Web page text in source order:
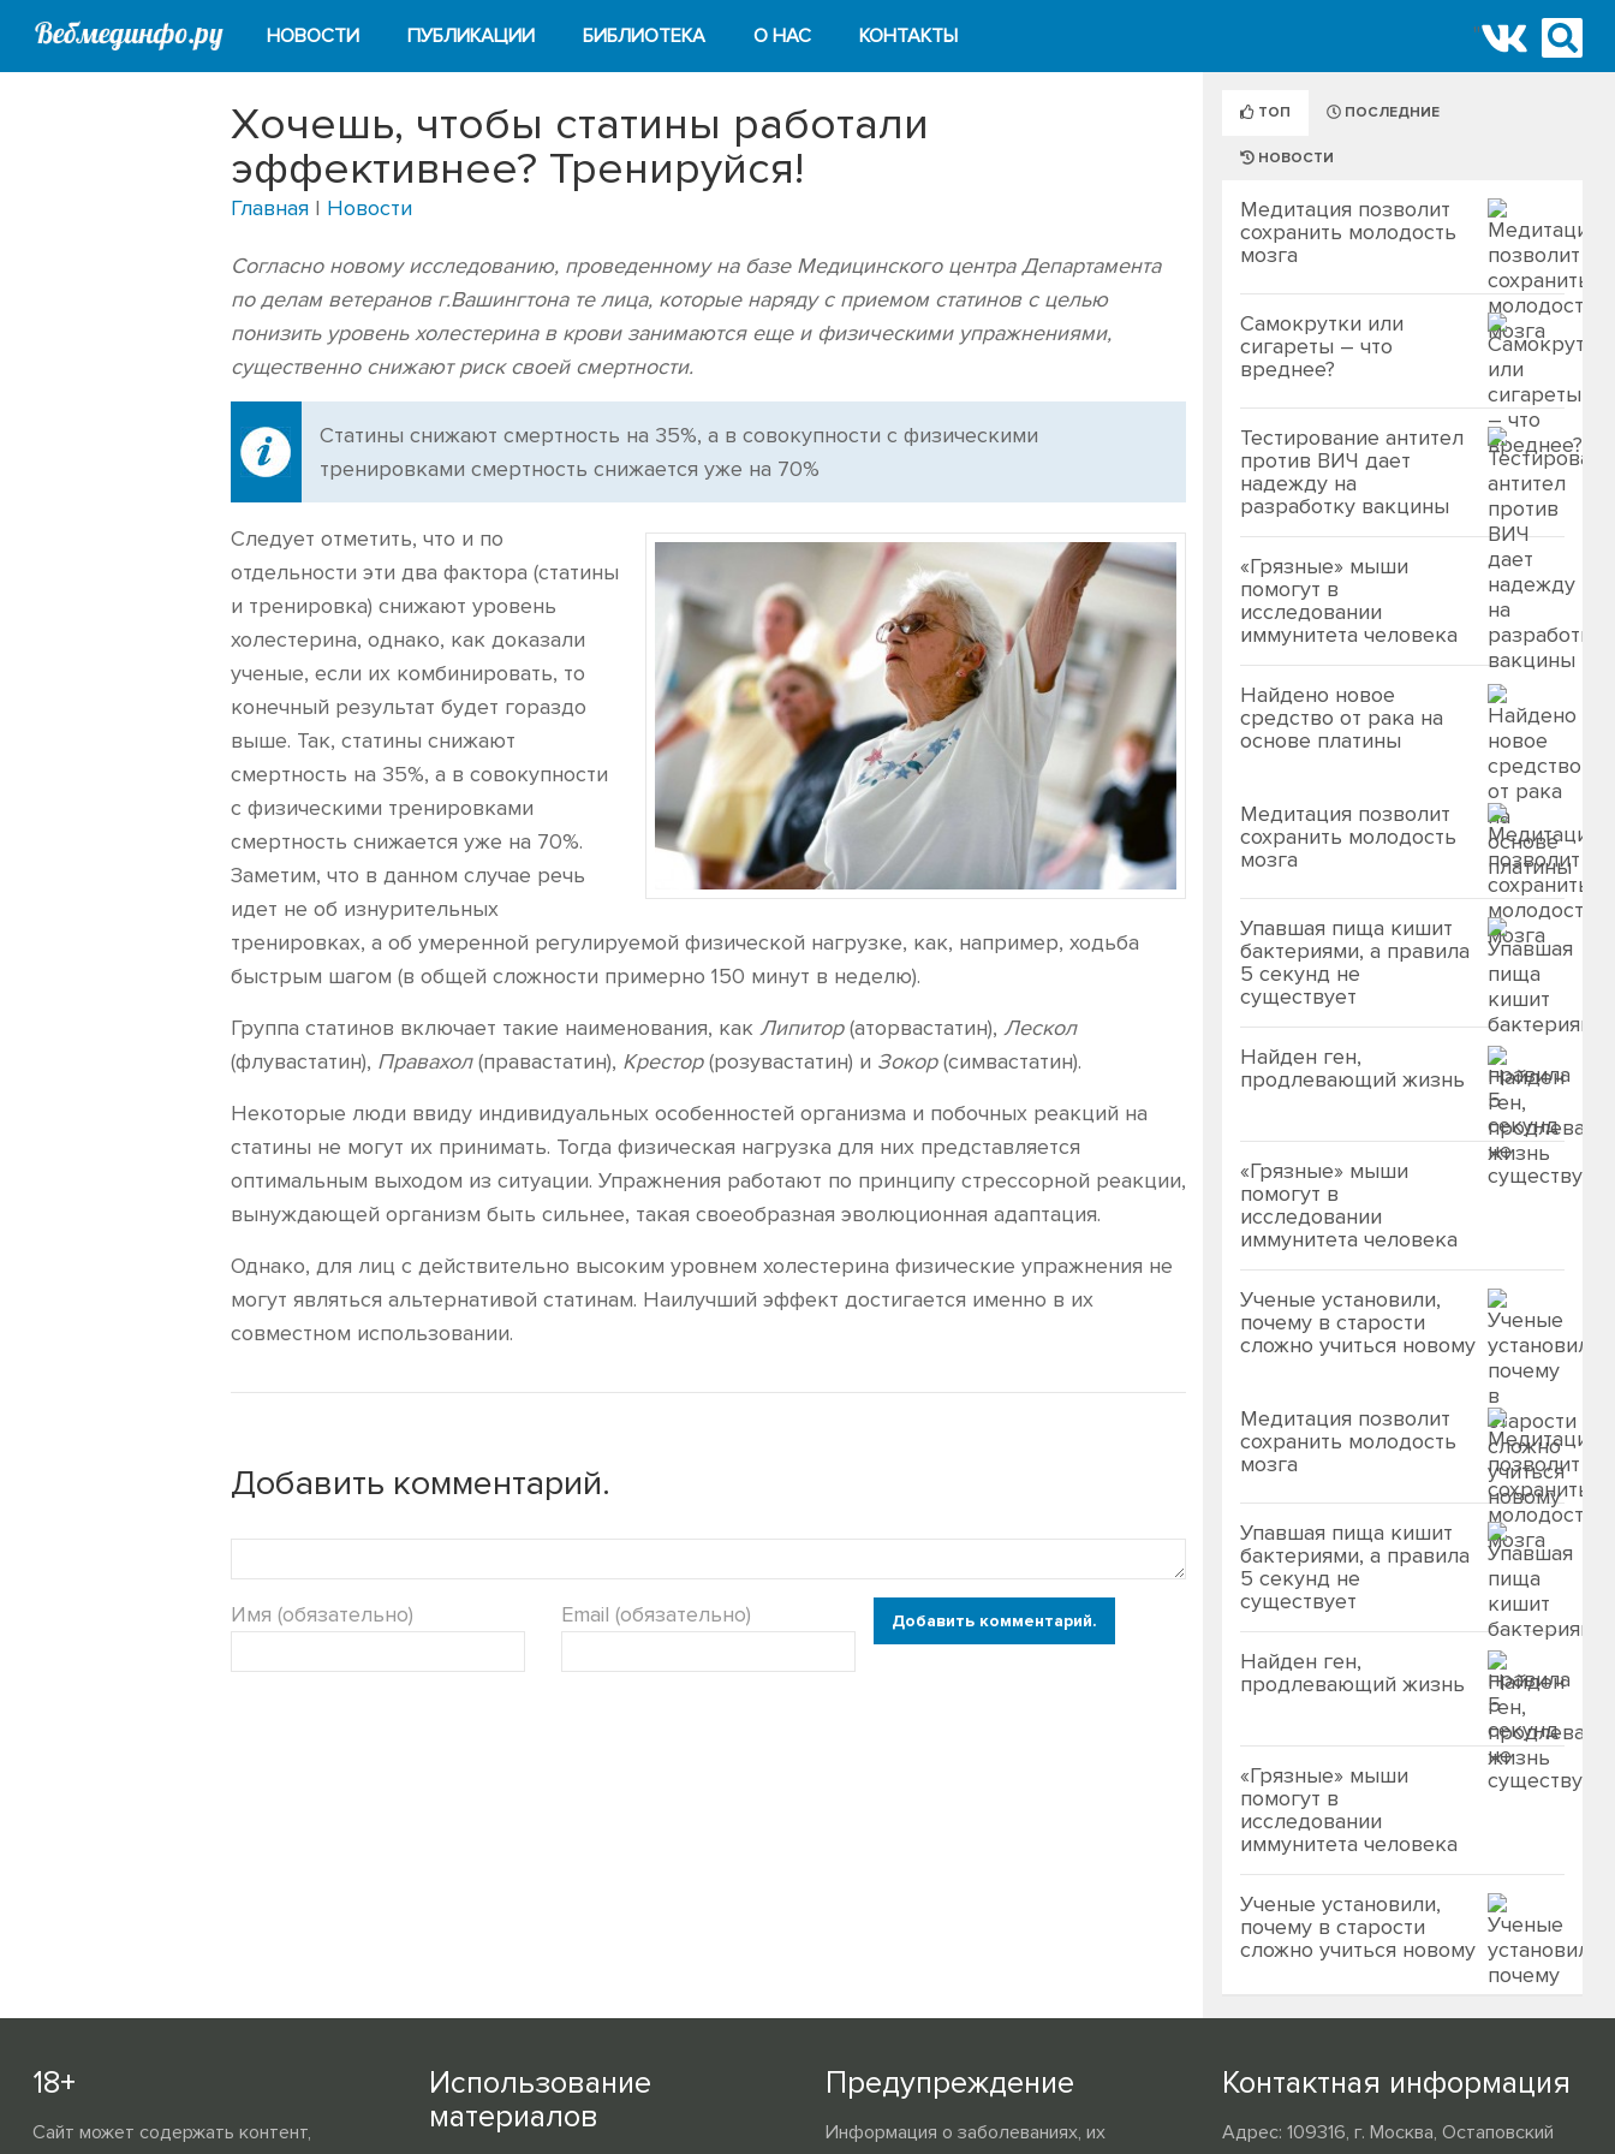
НОВОСТИ ПУБЛИКАЦИИ БИБЛИОТЕКА О НАС КОНТАКТЫ "
Хочешь, чтобы статины работали
эффективнее? Тренируйся!
Главная | Новости
Согласно новому исследованию, проведенному на базе Медицинского центра Департамента
по делам ветеранов г.Вашингтона те лица, которые наряду с приемом статинов с целью
понизить уровень холестерина в крови занимаются еще и физическими упражнениями,
существенно снижают риск своей смертности.
Cтатины снижают смертность на 35%, а в совокупности с физическими
тренировками смертность снижается уже на 70%
Следует отметить, что и по
отдельности эти два фактора (статины
и тренировка) снижают уровень
холестерина, однако, как доказали
ученые, если их комбинировать, то
конечный результат будет гораздо
выше. Так, статины снижают
смертность на 35%, а в совокупности
с физическими тренировками
смертность снижается уже на 70%.
Заметим, что в данном случае речь
идет не об изнурительных
тренировках, а об умеренной регулируемой физической нагрузке, как, например, ходьба
быстрым шагом (в общей сложности примерно 150 минут в неделю).
Группа статинов включает такие наименования, как Липитор(аторвастатин), Лескол
(флувастатин), Правахол(правастатин), Крестор(розувастатин) и Зокор(симвастатин).
Некоторые люди ввиду индивидуальных особенностей организма и побочных реакций на
статины не могут их принимать. Тогда физическая нагрузка для них представляется
оптимальным выходом из ситуации. Упражнения работают по принципу стрессорной реакции,
вынуждающей организм быть сильнее, такая своеобразная эволюционная адаптация.
Однако, для лиц с действительно высоким уровнем холестерина физические упражнения не
могут являться альтернативой статинам. Наилучший эффект достигается именно в их
совместном использовании.
Добавить комментарий.
Имя (обязательно) Email (обязательно) Добавить комментарий.
ТОП ПОСЛЕДНИЕ
НОВОСТИ
Медитация позволит
сохранить молодость
мозга
Самокрутки или
сигареты – что
вреднее?
Тестирование антител
против ВИЧ дает
надежду на
разработку вакцины
«Грязные» мыши
помогут в
исследовании
иммунитета человека
Найдено новое
средство от рака на
основе платины
Медитация позволит
сохранить молодость
мозга
Упавшая пища кишит
бактериями, а правила
5 секунд не
существует
Найден ген,
продлевающий жизнь
«Грязные» мыши
помогут в
исследовании
иммунитета человека
Ученые установили,
почему в старости
сложно учиться новому
Медитация позволит
сохранить молодость
мозга
Упавшая пища кишит
бактериями, а правила
5 секунд не
существует
Найден ген,
продлевающий жизнь
«Грязные» мыши
помогут в
исследовании
иммунитета человека
Ученые установили,
почему в старости
сложно учиться новому
18+
Сайт может содержать контент,
Использование
материалов
Предупреждение
Информация о заболеваниях, их
Контактная информация
Адрес: 109316, г. Москва, Остаповский